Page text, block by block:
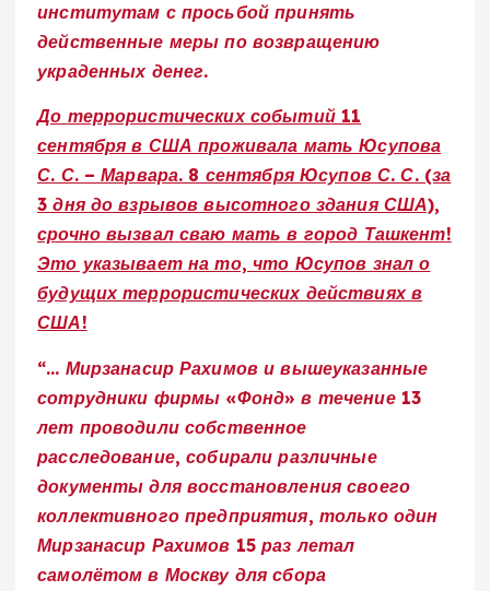
институтам с просьбой принять
действенные меры по возвращению
украденных денег.
До террористических событий 11
сентября в США проживала мать Юсупова
С. С. – Марвара. 8 сентября Юсупов С. С. (за
3 дня до взрывов высотного здания США),
срочно вызвал сваю мать в город Ташкент!
Это указывает на то, что Юсупов знал о
будущих террористических действиях в
США!
“… Мирзанасир Рахимов и вышеуказанные
сотрудники фирмы «Фонд» в течение 13
лет проводили собственное
расследование, собирали различные
документы для восстановления своего
коллективного предприятия, только один
Мирзанасир Рахимов 15 раз летал
самолётом в Москву для сбора